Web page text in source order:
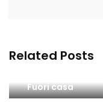
Related Posts
Fuori casa